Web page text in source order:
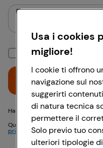
Mantieni la sessione
Hai problemi di accesso?
Questo sito è protetto da
privacy eTermini di servizio
Usa i cookies
migliore!
I cookie ti offrono
navigazione sul
suggerirti
di natura tecnica
permettere il
Solo previo tuo
ulteriori tipologie